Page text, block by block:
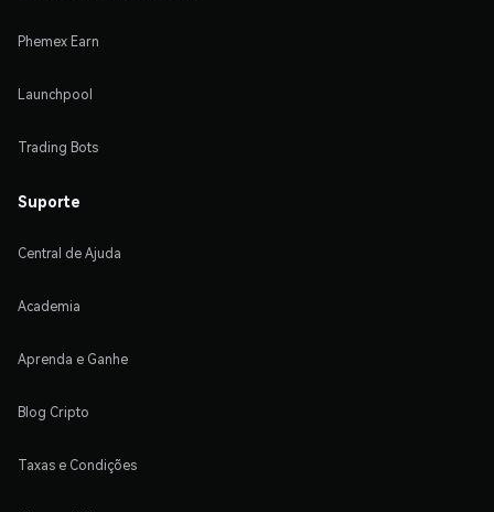
Phemex Earn
Launchpool
Trading Bots
Suporte
Central de Ajuda
Academia
Aprenda e Ganhe
Blog Cripto
Taxas e Condições